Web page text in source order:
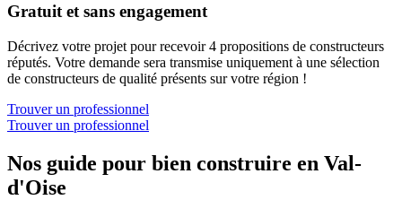
Gratuit et sans engagement
Décrivez votre projet pour recevoir 4 propositions de constructeurs
réputés. Votre demande sera transmise uniquement à une sélection
de constructeurs de qualité présents sur votre région !
Trouver un professionnel
Trouver un professionnel
Nos guide pour bien construire en Val-
d'Oise